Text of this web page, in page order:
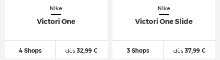
Nike
Victori One
4 Shops dès 32,99 €
Nike
Victori One Slide
3 Shops dès37,99 €